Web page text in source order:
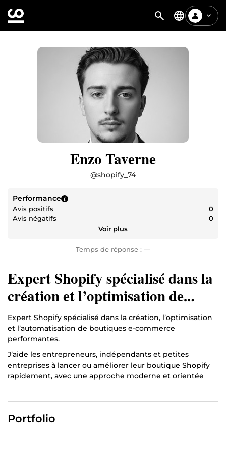
Enzo Taverne
@shopify_74
Performance
Avis positifs
0
Avis négatifs
0
Voir plus
Temps de réponse : —
Expert Shopify spécialisé dans la
création et l’optimisation de
boutiques e-commerce
performantes.
Expert Shopify spécialisé dans la création, l’optimisation
et l’automatisation de boutiques e-commerce
performantes.
J’aide les entrepreneurs, indépendants et petites
entreprises à lancer ou améliorer leur boutique Shopify
rapidement, avec une approche moderne et orientée
Ce que je fais pour vous : • Création complète de
Portfolio